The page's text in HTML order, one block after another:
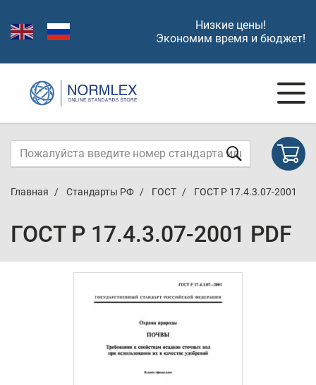
Низкие цены!
Экономим время и бюджет!
Главная Стандарты РФ ГОСТ ГОСТ Р 17.4.3.07-2001
ГОСТ Р 17.4.3.07-2001 PDF